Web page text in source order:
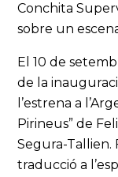
Conchita
sobre un
El 10 de
de la
l’estrena a
Pirineus” de
Segura-Tallien.
traducció a